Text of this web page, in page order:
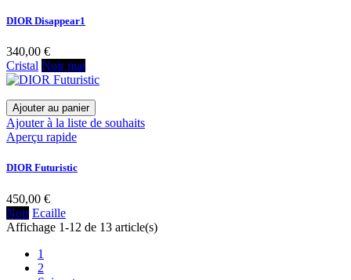
DIOR Disappear1
340,00 €
Cristal Noir mat
Ajouter au panier
Ajouter à la liste de souhaits
Aperçu rapide
DIOR Futuristic
450,00 €
Noir Ecaille
Affichage 1-12 de 13 article(s)
1
2